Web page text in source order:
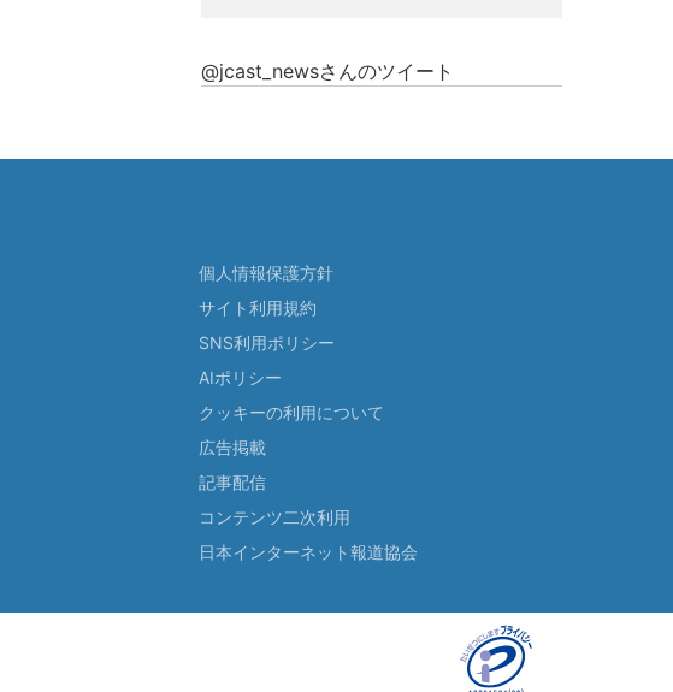
@jcast_newsさんのツイート
個人情報保護方針
サイト利用規約
SNS利用ポリシー
AIポリシー
クッキーの利用について
広告掲載
記事配信
コンテンツ二次利用
日本インターネット報道協会